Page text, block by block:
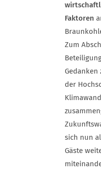
Faktoren
Zum
Gedanken
der
sich nun
Gäste